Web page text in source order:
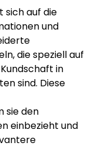
sich auf die
und
die speziell auf
in
sind. Diese
sie den
einbezieht und